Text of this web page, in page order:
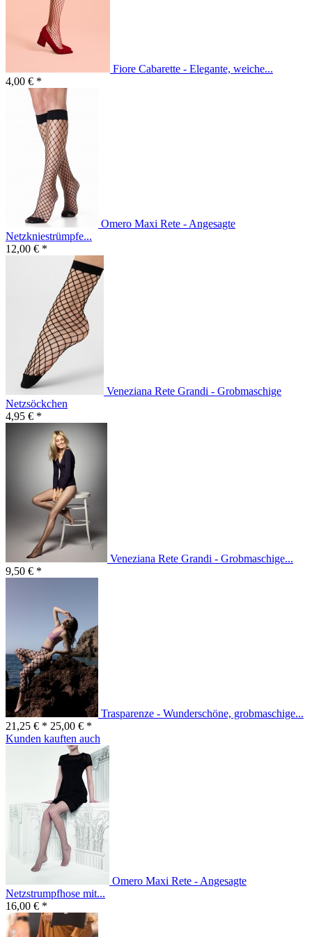
Fiore Cabarette - Elegante, weiche...
4,00 € *
Omero Maxi Rete - Angesagte
Netzkniestrümpfe...
12,00 € *
Veneziana Rete Grandi - Grobmaschige
Netzsöckchen
4,95 € *
Veneziana Rete Grandi - Grobmaschige...
9,50 € *
Trasparenze - Wunderschöne, grobmaschige...
21,25 € * 25,00 € *
Kunden kauften auch
Omero Maxi Rete - Angesagte
Netzstrumpfhose mit...
16,00 € *